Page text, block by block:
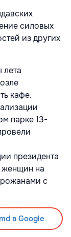
силовых
из других
лета
кафе.
парке 13-
президента
на
с
в Google